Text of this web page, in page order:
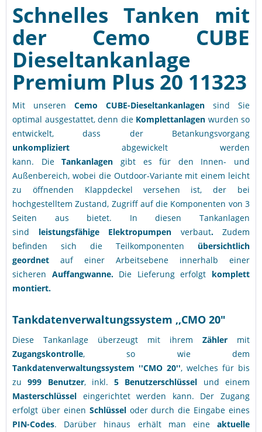
Schnelles Tanken mit
der Cemo CUBE
Dieseltankanlage
Premium Plus 20 11323
Mit unseren Cemo CUBE-Dieseltankanlagen sind Sie
optimal ausgestattet, denn die Komplettanlagen wurden so
entwickelt, dass der Betankungsvorgang
unkompliziert abgewickelt werden
kann. DieTankanlagen gibt es für den Innen- und
Außenbereich, wobei die Outdoor-Variante mit einem leicht
zu öffnenden Klappdeckel versehen ist, der bei
hochgestelltem Zustand, Zugriff auf die Komponenten von 3
Seiten aus bietet. In diesen Tankanlagen
sind leistungsfähige Elektropumpen verbaut. Zudem
befinden sich die Teilkomponenten übersichtlich
geordnet auf einer Arbeitsebene innerhalb einer
sicheren Auffangwanne. Die Lieferung erfolgt komplett
montiert.
Tankdatenverwaltungssystem ,,CMO 20"
Diese Tankanlage überzeugt mit ihrem Zähler mit
Zugangskontrolle, so wie dem
Tankdatenverwaltungssystem ''CMO 20'', welches für bis
zu999 Benutzer, inkl. 5 Benutzerschlüssel und einem
Masterschlüssel eingerichtet werden kann. Der Zugang
erfolgt über einen Schlüsseloder durch die Eingabe eines
PIN-Codes. Darüber hinaus erhält man eine aktuelle